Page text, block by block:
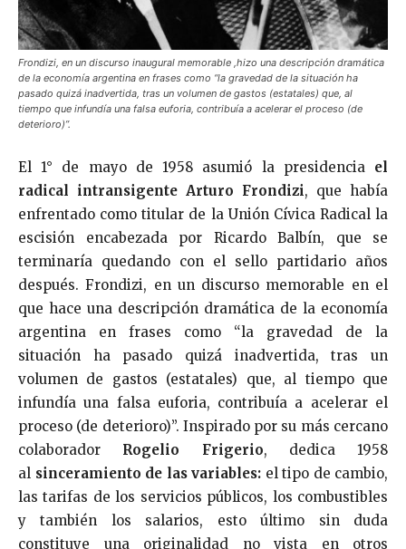
Frondizi, en un discurso inaugural memorable ,hizo una descripción dramática
de la economía argentina en frases como “la gravedad de la situación ha
pasado quizá inadvertida, tras un volumen de gastos (estatales) que, al
tiempo que infundía una falsa euforia, contribuía a acelerar el proceso (de
deterioro)”.
El 1° de mayo de 1958 asumió la presidenciael
radical intransigente Arturo Frondizi, que había
enfrentado como titular de la Unión Cívica Radical la
escisión encabezada por Ricardo Balbín, que se
terminaría quedando con el sello partidario años
después. Frondizi, en un discurso memorable en el
que hace una descripción dramática de la economía
argentina en frases como “la gravedad de la
situación ha pasado quizá inadvertida, tras un
volumen de gastos (estatales) que, al tiempo que
infundía una falsa euforia, contribuía a acelerar el
proceso (de deterioro)”. Inspirado por su más cercano
colaborador Rogelio Frigerio, dedica 1958
al sinceramiento de las variables: el tipo de cambio,
las tarifas de los servicios públicos, los combustibles
y también los salarios, esto último sin duda
constituye una originalidad no vista en otros